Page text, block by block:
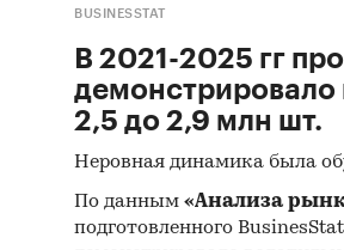
BUSINESSTAT
В 2021-2025 гг
демонстрировало
2,5 до 2,9 млн шт.
Неровная динамика была
По данным «Анализа
подготовленного